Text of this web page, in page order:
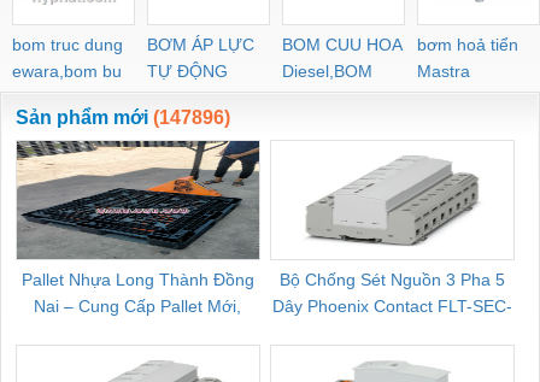
bom truc dung
ewara,bom bu
ewara
BƠM ÁP LỰC
TỰ ĐỘNG
BOM CUU HOA
Diesel,BOM
CHUA CHAY
bơm hoả tiển
Mastra
Sản phẩm mới (147896)
Pallet Nhựa Long Thành Đồng
Nai – Cung Cấp Pallet Mới,
Bộ Chống Sét Nguồn 3 Pha 5
Dây Phoenix Contact FLT-SEC-